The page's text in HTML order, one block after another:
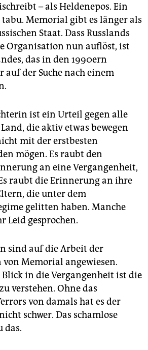
– als Heldenepos. Ein
Memorial gibt es länger als
Staat. Dass Russlands
Organisation nun auflöst, ist
das in den 1990ern
auf der Suche nach einem
ist ein Urteil gegen alle
die aktiv etwas bewegen
mit der erstbesten
mögen. Es raubt den
an eine Vergangenheit,
raubt die Erinnerung an ihre
die unter dem
gelitten haben. Manche
Leid gesprochen.
sind auf die Arbeit der
von Memorial angewiesen.
in die Vergangenheit ist die
verstehen. Ohne das
von damals hat es der
schwer. Das schamlose
das.